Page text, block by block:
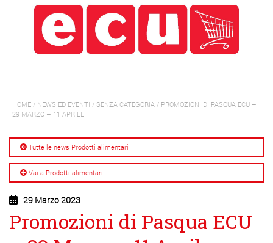
HOME / NEWS ED EVENTI / SENZA CATEGORIA / PROMOZIONI DI PASQUA ECU –
29 MARZO – 11 APRILE
Tutte le news Prodotti alimentari
Vai a Prodotti alimentari
29 Marzo 2023
Promozioni di Pasqua ECU